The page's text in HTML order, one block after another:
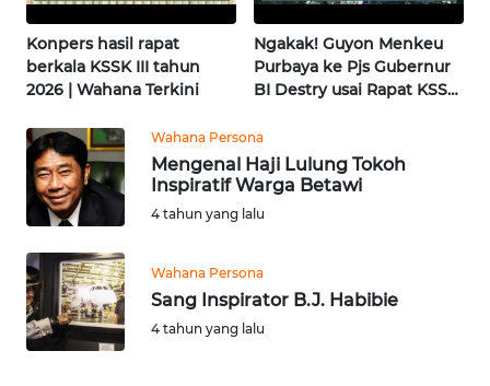
Konpers hasil rapat
berkala KSSK III tahun
2026 | Wahana Terkini
Ngakak! Guyon Menkeu
Purbaya ke Pjs Gubernur
BI Destry usai Rapat KSSK
Wahana Persona
Mengenal Haji Lulung Tokoh
Inspiratif Warga Betawi
4 tahun yang lalu
Wahana Persona
Sang Inspirator B.J. Habibie
4 tahun yang lalu
Regional
WN
SUMUT
WN
JAKARTA
JABAR
WN
BANTEN